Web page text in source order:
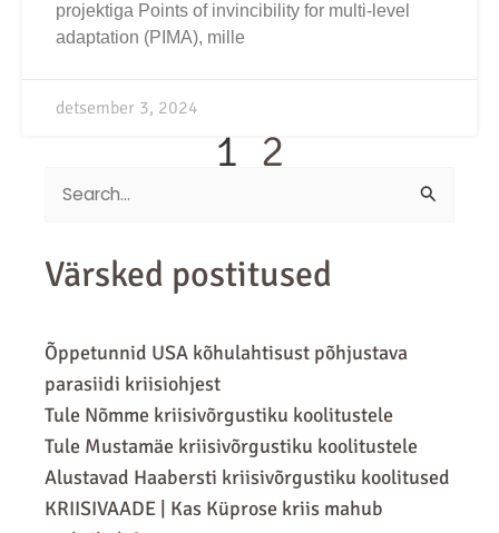
projektiga Points of invincibility for multi-level
adaptation (PIMA), mille
detsember 3, 2024
1 2
Search
Värsked postitused
Õppetunnid USA kõhulahtisust põhjustava
parasiidi kriisiohjest
Tule Nõmme kriisivõrgustiku koolitustele
Tule Mustamäe kriisivõrgustiku koolitustele
Alustavad Haabersti kriisivõrgustiku koolitused
KRIISIVAADE | Kas Küprose kriis mahub